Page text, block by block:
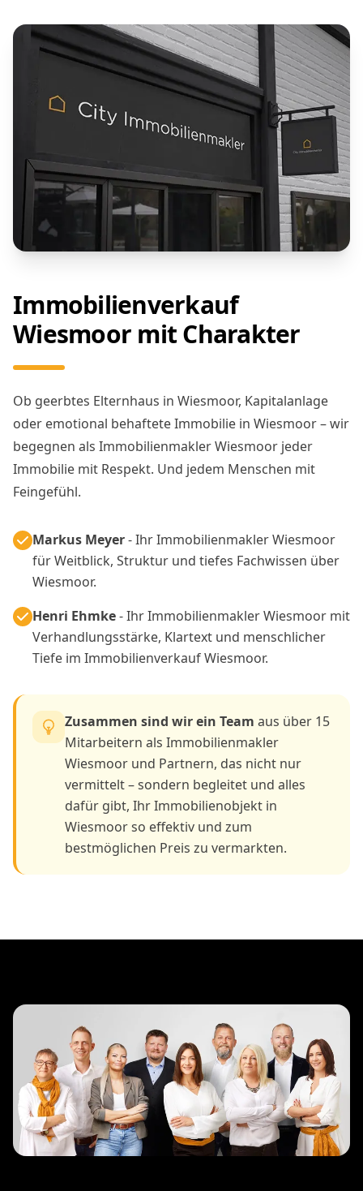
Immobilienverkauf
Wiesmoor mit Charakter
Ob geerbtes Elternhaus in Wiesmoor, Kapitalanlage
oder emotional behaftete Immobilie in Wiesmoor – wir
begegnen als Immobilienmakler Wiesmoor jeder
Immobilie mit Respekt. Und jedem Menschen mit
Feingefühl.
Markus Meyer- Ihr Immobilienmakler Wiesmoor
für Weitblick, Struktur und tiefes Fachwissen über
Wiesmoor.
Henri Ehmke- Ihr Immobilienmakler Wiesmoor mit
Verhandlungsstärke, Klartext und menschlicher
Tiefe im Immobilienverkauf Wiesmoor.
Zusammen sind wir ein Team aus über 15
Mitarbeitern als Immobilienmakler
Wiesmoor und Partnern, das nicht nur
vermittelt – sondern begleitet und alles
dafür gibt, Ihr Immobilienobjekt in
Wiesmoor so effektiv und zum
bestmöglichen Preis zu vermarkten.